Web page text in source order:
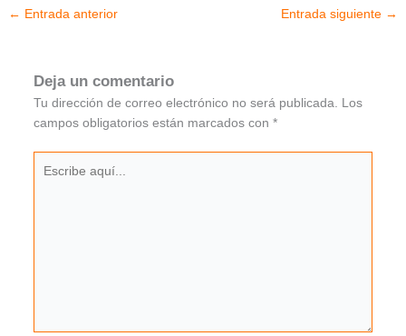
← Entrada anterior Entrada siguiente →
Deja un comentario
Tu dirección de correo electrónico no será publicada.
Los
campos obligatorios están marcados con *